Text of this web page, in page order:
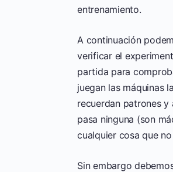
entrenamiento.
A continuación
verificar el
partida para
juegan las máquinas
recuerdan patrones y
pasa ninguna (son
cualquier cosa que
Sin embargo